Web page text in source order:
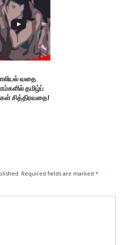
வதை
தமிழ்ப்
சித்திரவதை!
Required fields are marked *